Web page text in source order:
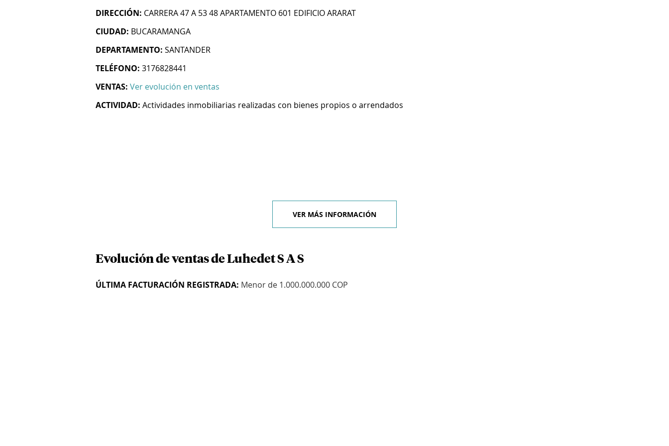
DIRECCIÓN: CARRERA 47 A 53 48 APARTAMENTO 601 EDIFICIO ARARAT
CIUDAD: BUCARAMANGA
DEPARTAMENTO: SANTANDER
TELÉFONO: 3176828441
VENTAS: Ver evolución en ventas
ACTIVIDAD: Actividades inmobiliarias realizadas con bienes propios o arrendados
VER MÁS INFORMACIÓN
Evolución de ventas de Luhedet S A S
ÚLTIMA FACTURACIÓN REGISTRADA: Menor de 1.000.000.000 COP